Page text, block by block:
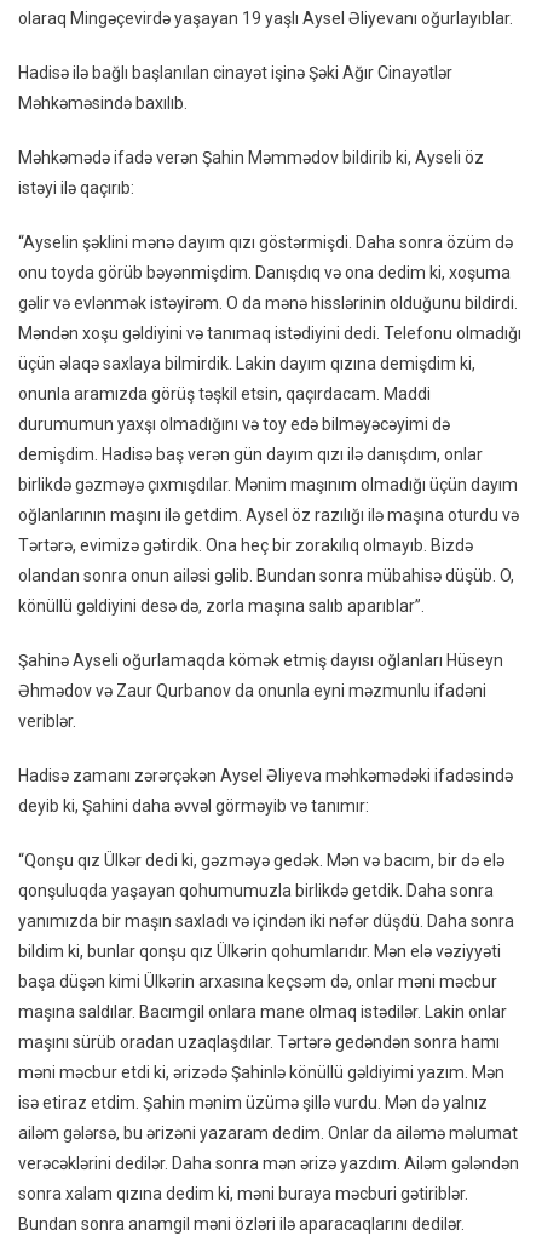
olaraq Mingəçevirdə yaşayan 19 yaşlı Aysel Əliyevanı oğurlayıblar.
Hadisə ilə bağlı başlanılan cinayət işinə Şəki Ağır Cinayətlər
Məhkəməsində baxılıb.
Məhkəmədə ifadə verən Şahin Məmmədov bildirib ki, Ayseli öz
istəyi ilə qaçırıb:
“Ayselin şəklini mənə dayım qızı göstərmişdi. Daha sonra özüm də
onu toyda görüb bəyənmişdim. Danışdıq və ona dedim ki, xoşuma
gəlir və evlənmək istəyirəm. O da mənə hisslərinin olduğunu bildirdi.
Məndən xoşu gəldiyini və tanımaq istədiyini dedi. Telefonu olmadığı
üçün əlaqə saxlaya bilmirdik. Lakin dayım qızına demişdim ki,
onunla aramızda görüş təşkil etsin, qaçırdacam. Maddi
durumumun yaxşı olmadığını və toy edə bilməyəcəyimi də
demişdim. Hadisə baş verən gün dayım qızı ilə danışdım, onlar
birlikdə gəzməyə çıxmışdılar. Mənim maşınım olmadığı üçün dayım
oğlanlarının maşını ilə getdim. Aysel öz razılığı ilə maşına oturdu və
Tərtərə, evimizə gətirdik. Ona heç bir zorakılıq olmayıb. Bizdə
olandan sonra onun ailəsi gəlib. Bundan sonra mübahisə düşüb. O,
könüllü gəldiyini desə də, zorla maşına salıb aparıblar”.
Şahinə Ayseli oğurlamaqda kömək etmiş dayısı oğlanları Hüseyn
Əhmədov və Zaur Qurbanov da onunla eyni məzmunlu ifadəni
veriblər.
Hadisə zamanı zərərçəkən Aysel Əliyeva məhkəmədəki ifadəsində
deyib ki, Şahini daha əvvəl görməyib və tanımır:
“Qonşu qız Ülkər dedi ki, gəzməyə gedək. Mən və bacım, bir də elə
qonşuluqda yaşayan qohumumuzla birlikdə getdik. Daha sonra
yanımızda bir maşın saxladı və içindən iki nəfər düşdü. Daha sonra
bildim ki, bunlar qonşu qız Ülkərin qohumlarıdır. Mən elə vəziyyəti
başa düşən kimi Ülkərin arxasına keçsəm də, onlar məni məcbur
maşına saldılar. Bacımgil onlara mane olmaq istədilər. Lakin onlar
maşını sürüb oradan uzaqlaşdılar. Tərtərə gedəndən sonra hamı
məni məcbur etdi ki, ərizədə Şahinlə könüllü gəldiyimi yazım. Mən
isə etiraz etdim. Şahin mənim üzümə şillə vurdu. Mən də yalnız
ailəm gələrsə, bu ərizəni yazaram dedim. Onlar da ailəmə məlumat
verəcəklərini dedilər. Daha sonra mən ərizə yazdım. Ailəm gələndən
sonra xalam qızına dedim ki, məni buraya məcburi gətiriblər.
Bundan sonra anamgil məni özləri ilə aparacaqlarını dedilər.